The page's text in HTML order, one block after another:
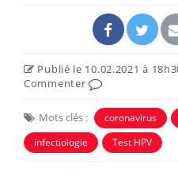
Publié le 10.02.2021 à
Commenter
Mots clés : coronavirus
infectiologie
Test HPV